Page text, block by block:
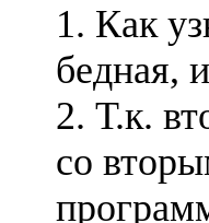
1. Как
бедная,
2. Т.к.
со